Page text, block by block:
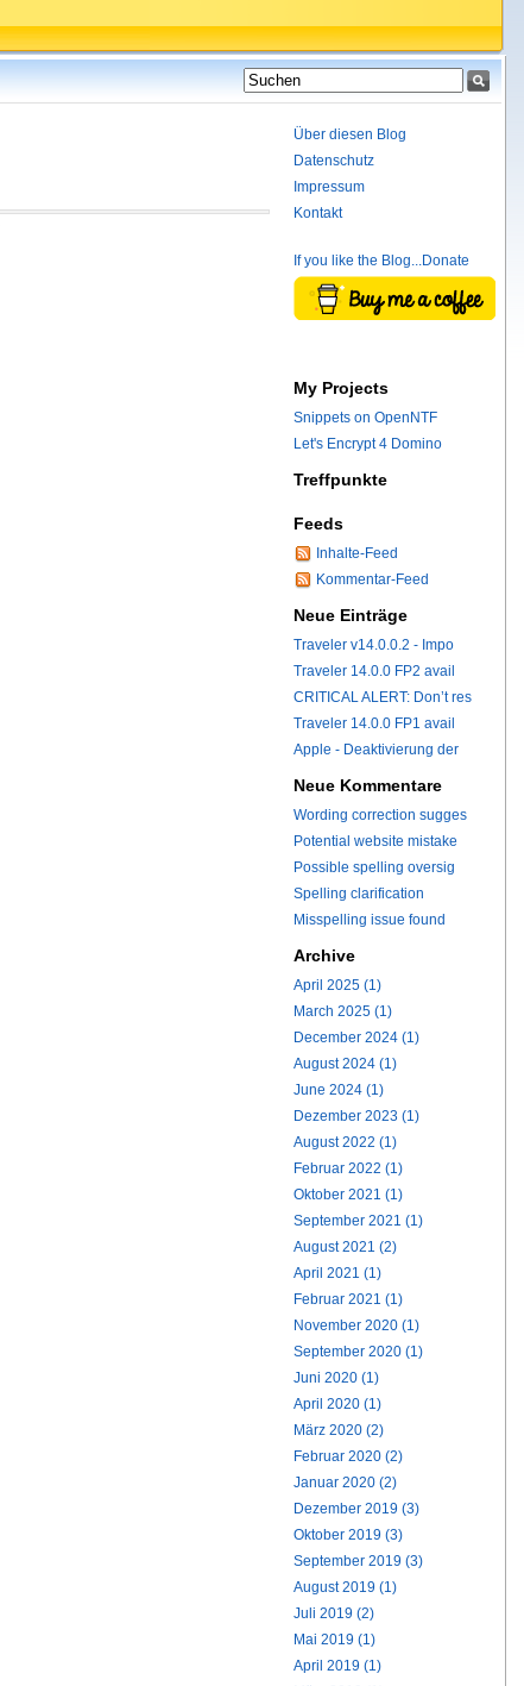
Über diesen Blog
Datenschutz
Impressum
Kontakt
If you like the Blog...Donate
My Projects
Snippets on OpenNTF
Let's Encrypt 4 Domino
Treffpunkte
Feeds
Inhalte-Feed
Kommentar-Feed
Neue Einträge
Traveler v14.0.0.2 - Impo
Traveler 14.0.0 FP2 avail
CRITICAL ALERT: Don’t res
Traveler 14.0.0 FP1 avail
Apple - Deaktivierung der
Neue Kommentare
Wording correction sugges
Potential website mistake
Possible spelling oversig
Spelling clarification
Misspelling issue found
Archive
April 2025 (1)
March 2025 (1)
December 2024 (1)
August 2024 (1)
June 2024 (1)
Dezember 2023 (1)
August 2022 (1)
Februar 2022 (1)
Oktober 2021 (1)
September 2021 (1)
August 2021 (2)
April 2021 (1)
Februar 2021 (1)
November 2020 (1)
September 2020 (1)
Juni 2020 (1)
April 2020 (1)
März 2020 (2)
Februar 2020 (2)
Januar 2020 (2)
Dezember 2019 (3)
Oktober 2019 (3)
September 2019 (3)
August 2019 (1)
Juli 2019 (2)
Mai 2019 (1)
April 2019 (1)